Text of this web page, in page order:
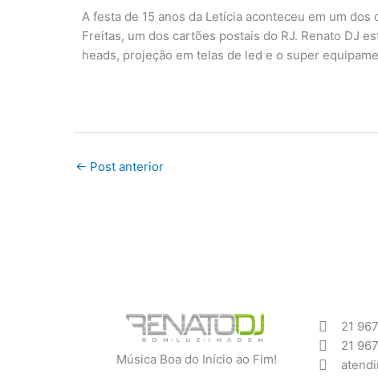
A festa de 15 anos da Letícia aconteceu em um
Freitas, um dos cartões postais do RJ. Renato DJ
heads, projeção em telas de led e o super
← Post anterior
Música Boa do Início ao Fim!
21
21